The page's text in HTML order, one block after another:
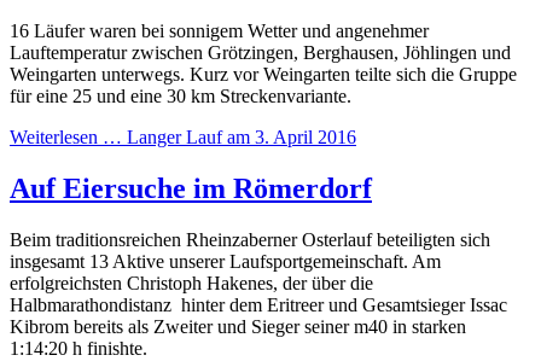
16 Läufer waren bei sonnigem Wetter und angenehmer
Lauftemperatur zwischen Grötzingen, Berghausen, Jöhlingen und
Weingarten unterwegs. Kurz vor Weingarten teilte sich die Gruppe
für eine 25 und eine 30 km Streckenvariante.
Weiterlesen … Langer Lauf am 3. April 2016
Auf Eiersuche im Römerdorf
Beim traditionsreichen Rheinzaberner Osterlauf beteiligten sich
insgesamt 13 Aktive unserer Laufsportgemeinschaft. Am
erfolgreichsten Christoph Hakenes, der über die
Halbmarathondistanz hinter dem Eritreer und Gesamtsieger Issac
Kibrom bereits als Zweiter und Sieger seiner m40 in starken
1:14:20 h finishte.